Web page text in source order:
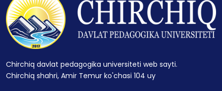
Chirchiq davlat pedagogika universiteti web sayti.
Chirchiq shahri, Amir Temur ko'chasi 104 uy